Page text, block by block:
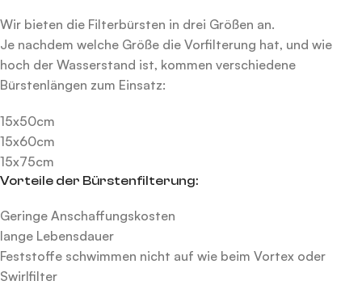
Wir bieten die Filterbürsten in drei Größen an.
Je nachdem welche Größe die Vorfilterung hat, und wie
hoch der Wasserstand ist, kommen verschiedene
Bürstenlängen zum Einsatz:
15x50cm
15x60cm
15x75cm
Vorteile der Bürstenfilterung:
Geringe Anschaffungskosten
lange Lebensdauer
Feststoffe schwimmen nicht auf wie beim Vortex oder
Swirlfilter